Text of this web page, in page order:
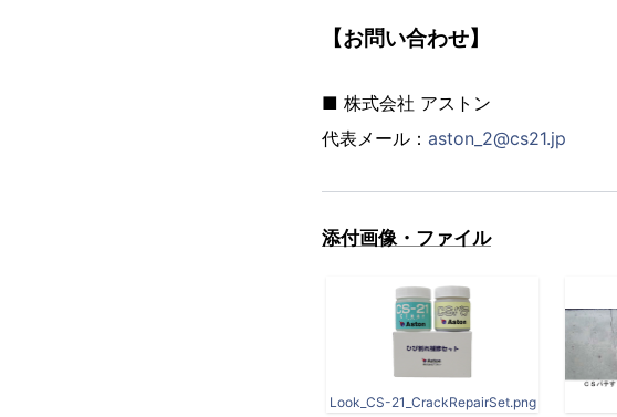
【お問い合わせ】
■ 株式会社 アストン
代表メール： aston_2@cs21.jp
添付画像・ファイル
Look_CS-21_CrackRepairSet.png